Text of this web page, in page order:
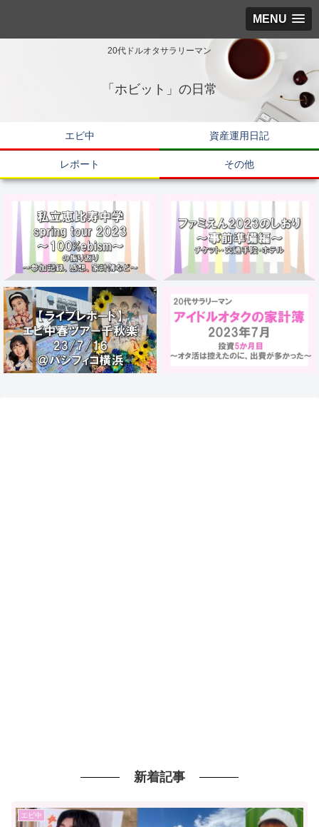
MENU
20代ドルオタサラリーマン
「ホビット」の日常
エビ中 資産運用日記
レポート その他
新着記事
エビ中